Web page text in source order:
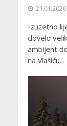
21.01.2020
Izuzetno
dovelo
ambijent
na Vlašiću...